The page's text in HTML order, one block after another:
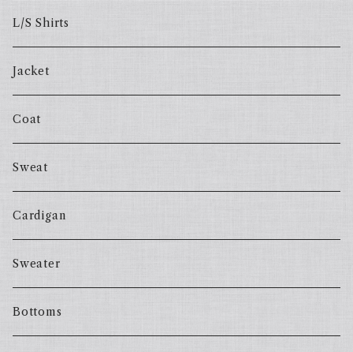
L/S Shirts
Jacket
Coat
Sweat
Cardigan
Sweater
Bottoms